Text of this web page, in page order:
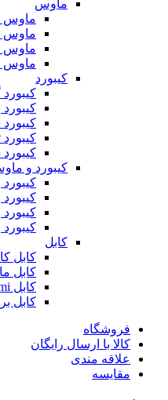
ماوس
ماوس
ماوس
ماوس
ماوس
کیبورد
کیبورد
کیبورد و
کابل
کابل
کابل
کابل hdmi
کابل
فروشگاه
کالا با ارسال رایگان
علاقه مندی
مقایسه